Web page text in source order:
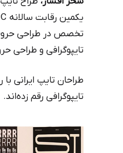
تخصص در طراحی
تایپوگرافی و طراحی
طراحان تایپ ایرانی
تایپوگرافی رقم زده‌اند.